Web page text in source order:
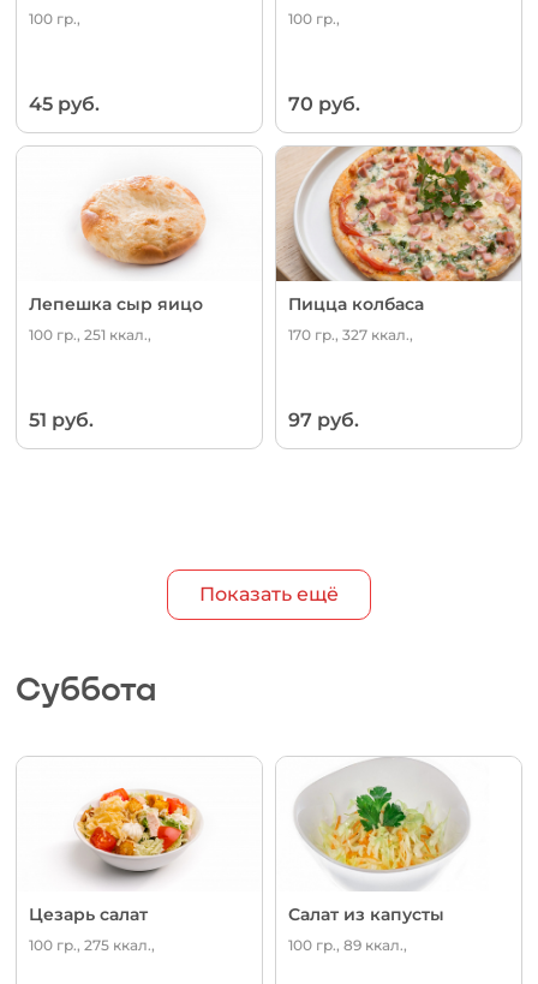
100 гр.,
45 руб.
100 гр.,
70 руб.
Лепешка сыр яицо
100 гр., 251 ккал.,
51 руб.
Пицца колбаса
170 гр., 327 ккал.,
97 руб.
Показать ещё
Суббота
Цезарь салат
100 гр., 275 ккал.,
Салат из капусты
100 гр., 89 ккал.,